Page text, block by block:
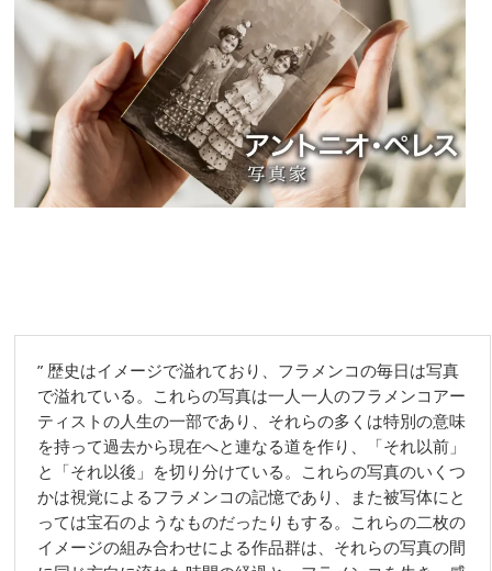
” 歴史はイメージで溢れており、フラメンコの毎日は写真
で溢れている。これらの写真は一人一人のフラメンコアー
ティストの人生の一部であり、それらの多くは特別の意味
を持って過去から現在へと連なる道を作り、「それ以前」
と「それ以後」を切り分けている。これらの写真のいくつ
かは視覚によるフラメンコの記憶であり、また被写体にと
っては宝石のようなものだったりもする。これらの二枚の
イメージの組み合わせによる作品群は、それらの写真の間